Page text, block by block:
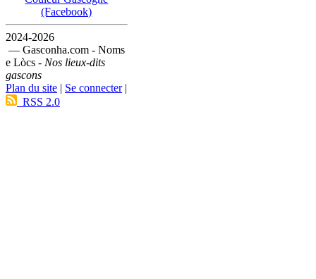
(Facebook)
2024-2026
— Gasconha.com - Noms
e Lòcs - Nos lieux-dits
gascons
Plan du site | Se connecter|
RSS 2.0